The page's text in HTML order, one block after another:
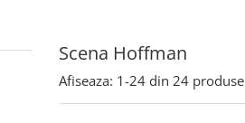
Scena Hoffman
Afiseaza: 1-24 din 24 produse